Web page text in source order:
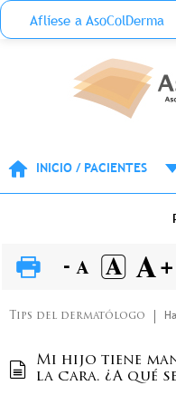
Pasar al contenido principal
Menu Top Anónimo
Aflíese a AsoColDerma
INICIO / PACIENTES
Tips del dermatólogo
Mi hijo tiene
la cara. ¿A qué se